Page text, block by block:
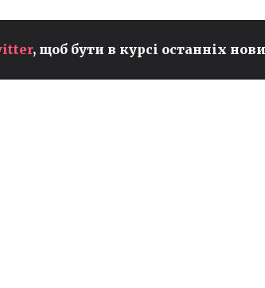
, щоб бути в курсі останніх
FIFA ЗАПУСКАЄ
ПРОГРАМУ FIFAE
STORYTELLING FUND